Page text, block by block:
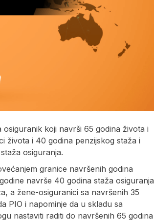
koji navrši 65 godina života i
života i 40 godina penzijskog staža i
osiguranja.
granice navršenih godina
navrše 40 godina staža osiguranja
a žene-osiguranici sa navršenih 35
PIO i napominje da u skladu sa
nastaviti raditi do navršenih 65 godina